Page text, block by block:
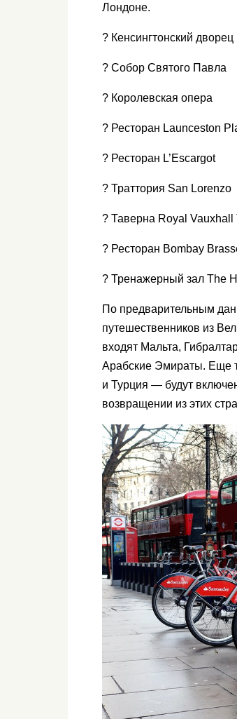
Лондоне.
? Кенсингтонский дворец
? Собор Святого Павла
? Королевская опера
? Ресторан Launceston
? Ресторан L’Escargot
? Траттория San Lorenzo
? Таверна Royal Vauxhall
? Ресторан Bombay
? Тренажерный зал The
По предварительным
путешественников из
входят Мальта,
Арабские Эмираты. Еще
и Турция — будут
возвращении из этих